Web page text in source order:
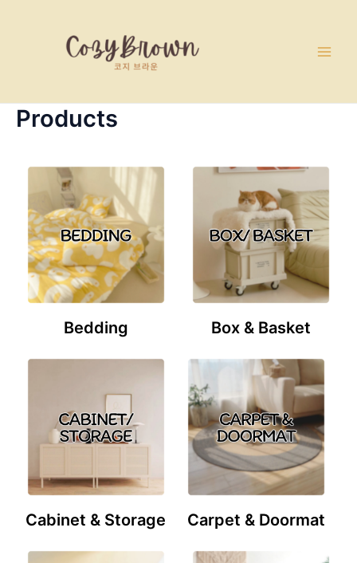
Products
Bedding Box & Basket
Cabinet & Storage Carpet & Doormat